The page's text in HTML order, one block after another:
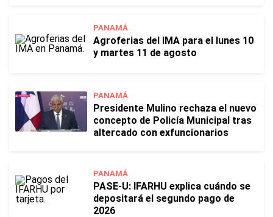
PANAMÁ
Agroferias del IMA para el lunes 10
y martes 11 de agosto
PANAMÁ
Presidente Mulino rechaza el nuevo
concepto de Policía Municipal tras
altercado con exfuncionarios
PANAMÁ
PASE-U: IFARHU explica cuándo se
depositará el segundo pago de
2026